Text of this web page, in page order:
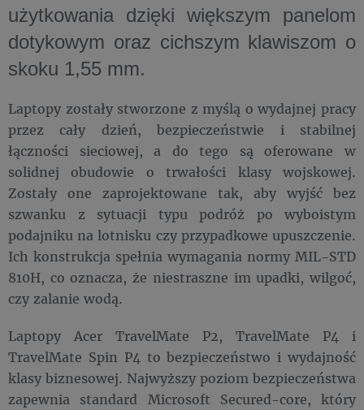
użytkowania dzięki większym panelom
dotykowym oraz cichszym klawiszom o
skoku 1,55 mm.
Laptopy zostały stworzone z myślą o wydajnej pracy
przez cały dzień, bezpieczeństwie i stabilnej
łączności sieciowej, a do tego są oferowane w
solidnej obudowie o trwałości klasy wojskowej.
Zostały one zaprojektowane tak, aby wyjść bez
szwanku z sytuacji typu podróż po wyboistym
podajniku na lotnisku czy przypadkowe upuszczenie.
Ich konstrukcja spełnia wymagania normy MIL-STD
810H, co oznacza, że niestraszne im upadki, wilgoć,
czy zalanie wodą.
Laptopy Acer TravelMate P2, TravelMate P4 i
TravelMate Spin P4 to bezpieczeństwo i wydajność
klasy biznesowej. Najwyższy poziom bezpieczeństwa
zapewnia standard Microsoft Secured-core, który